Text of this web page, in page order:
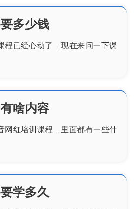
要多少钱
程已经心动了，现在来问一下课
有啥内容
网红培训 课程，里面都有一些什
要学多久